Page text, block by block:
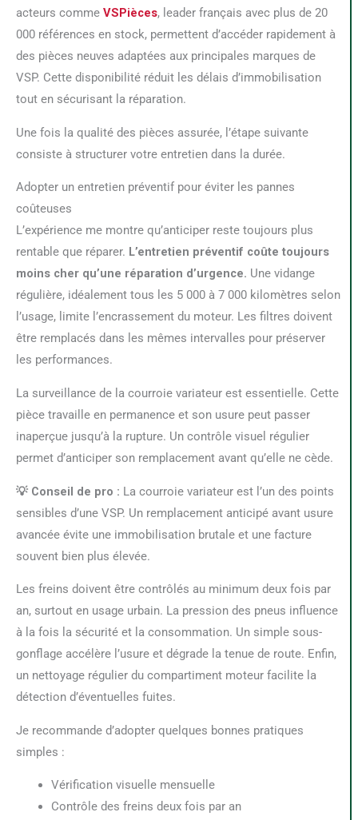
acteurs comme VSPièces, leader français avec plus de 20
000 références en stock, permettent d’accéder rapidement à
des pièces neuves adaptées aux principales marques de
VSP. Cette disponibilité réduit les délais d’immobilisation
tout en sécurisant la réparation.
Une fois la qualité des pièces assurée, l’étape suivante
consiste à structurer votre entretien dans la durée.
Adopter un entretien préventif pour éviter les pannes
coûteuses
L’expérience me montre qu’anticiper reste toujours plus
rentable que réparer. L’entretien préventif coûte toujours
moins cher qu’une réparation d’urgence. Une vidange
régulière, idéalement tous les 5 000 à 7 000 kilomètres selon
l’usage, limite l’encrassement du moteur. Les filtres doivent
être remplacés dans les mêmes intervalles pour préserver
les performances.
La surveillance de la courroie variateur est essentielle. Cette
pièce travaille en permanence et son usure peut passer
inaperçue jusqu’à la rupture. Un contrôle visuel régulier
permet d’anticiper son remplacement avant qu’elle ne cède.
💡 Conseil de pro : La courroie variateur est l’un des points
sensibles d’une VSP. Un remplacement anticipé avant usure
avancée évite une immobilisation brutale et une facture
souvent bien plus élevée.
Les freins doivent être contrôlés au minimum deux fois par
an, surtout en usage urbain. La pression des pneus influence
à la fois la sécurité et la consommation. Un simple sous-
gonflage accélère l’usure et dégrade la tenue de route. Enfin,
un nettoyage régulier du compartiment moteur facilite la
détection d’éventuelles fuites.
Je recommande d’adopter quelques bonnes pratiques
simples :
Vérification visuelle mensuelle
Contrôle des freins deux fois par an